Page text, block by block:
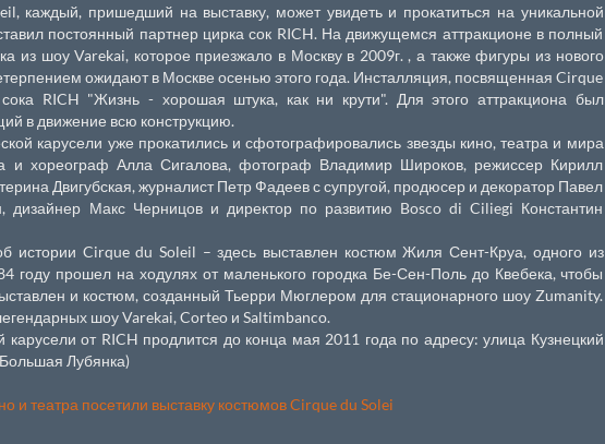
каждый, пришедший на выставку, может увидеть и прокатиться на уникальной
постоянный партнер цирка сок RICH. На движущемся аттракционе в полный
из шоу Varekai, которое приезжало в Москву в 2009г. , а также фигуры из нового
ожидают в Москве осенью этого года. Инсталляция, посвященная Cirque
RICH "Жизнь - хорошая штука, как ни крути". Для этого аттракциона был
в движение всю конструкцию.
карусели уже прокатились и сфотографировались звезды кино, театра и мира
и хореограф Алла Сигалова, фотограф Владимир Широков, режиссер Кирилл
Двигубская, журналист Петр Фадеев с супругой, продюсер и декоратор Павел
дизайнер Макс Черницов и директор по развитию Bosco di Ciliegi Константин
истории Cirque du Soleil – здесь выставлен костюм Жиля Сент-Круа, одного из
году прошел на ходулях от маленького городка Бе-Сен-Поль до Квебека, чтобы
и костюм, созданный Тьерри Мюглером для стационарного шоу Zumanity.
шоу Varekai, Corteo и Saltimbanco.
карусели от RICH продлится до конца мая 2011 года по адресу: улица Кузнецкий
Лубянка)